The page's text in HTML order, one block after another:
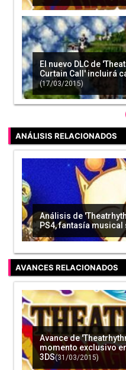
El nuevo DLC de
Curtain Call' incluirá
(17/03/2015)
'Theatrhythm Dragon
según el análisis de
'Rhythm Heaven: The
Nintendo Direct de
para 3DS (02/04/2015)
'Rhythm Heaven: The
desvela nuevos
ANÁLISIS RELACIONADOS
Análisis de
PS4, fantasía musical
AVANCES RELACIONADOS
Avance de
momento exclusivo
3DS(31/03/2015)